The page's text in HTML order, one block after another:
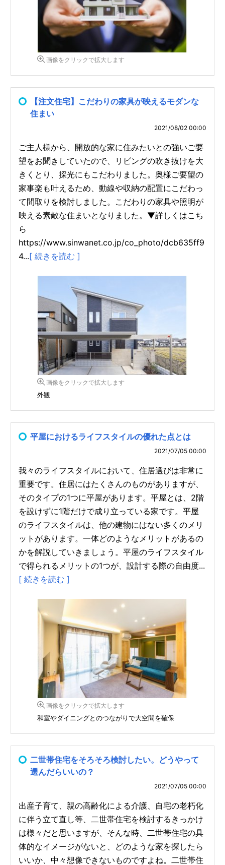
画像をクリックで拡大します
【注文住宅】こだわりの家具が映えるモダンな
住まい
2021/08/02 00:00
ご主人様から、開放的な家に住みたいとの強いご要
望をお聞きしていたので、リビングの吹き抜けを大
きくとり、採光にもこだわりました。奥様ご要望の
家事楽も叶えるため、動線や収納の配置にこだわっ
て間取りを検討しました。こだわりの家具や照明が
映える素敵な住まいとなりました。▼詳しくはこち
ら
https://www.sinwanet.co.jp/co_photo/dcb635ff9
4...[ 続きを読む ]
画像をクリックで拡大します
外観
平屋におけるライフスタイルの優れた点とは
2021/07/05 00:00
我々のライフスタイルにおいて、住居選びは非常に
重要です。住居にはたくさんのものがありますが、
そのタイプの1つに平屋があります。平屋とは、2階
を設けずに1階だけで成り立っている家です。平屋
のライフスタイルは、他の建物にはない多くのメリ
ットがあります。一体どのようなメリットがあるの
かを解説していきましょう。平屋のライフスタイル
で得られるメリットの1つが、設計する際の自由度...
[ 続きを読む ]
画像をクリックで拡大します
和室やダイニングとのつながりで大空間を確保
二世帯住宅をそろそろ検討したい。どうやって
選んだらいいの？
2021/07/05 00:00
出産子育て、親の高齢化による介護、自宅の老朽化
に伴う立て直し等、二世帯住宅を検討するきっかけ
は様々だと思いますが、そんな時、二世帯住宅の具
体的なイメージがないと、どのような家を探したら
いいか、中々想像できないものですよね。二世帯住